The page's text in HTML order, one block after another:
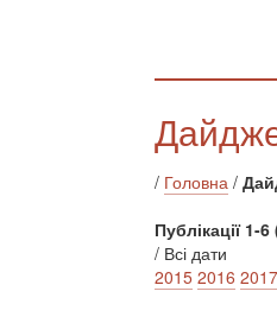
/ Головна /
Публікації 1-
/ Всі дати
2015 2016 2017